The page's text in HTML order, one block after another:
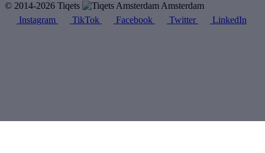
© 2014-2026 Tiqets
Amsterdam
Instagram
TikTok Facebook Twitter LinkedIn